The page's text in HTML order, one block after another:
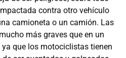
contra otro vehículo
camioneta o un camión. Las
más graves que en un
que los motociclistas tienen